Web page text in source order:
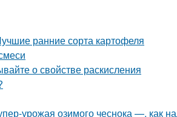
ранние сорта картофеля
о свойстве раскисления
урожая озимого чеснока —, как